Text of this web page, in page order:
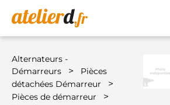
Alternateurs -
Démarreurs
>
Pièces
détachées Démarreur
>
Pièces de démarreur >